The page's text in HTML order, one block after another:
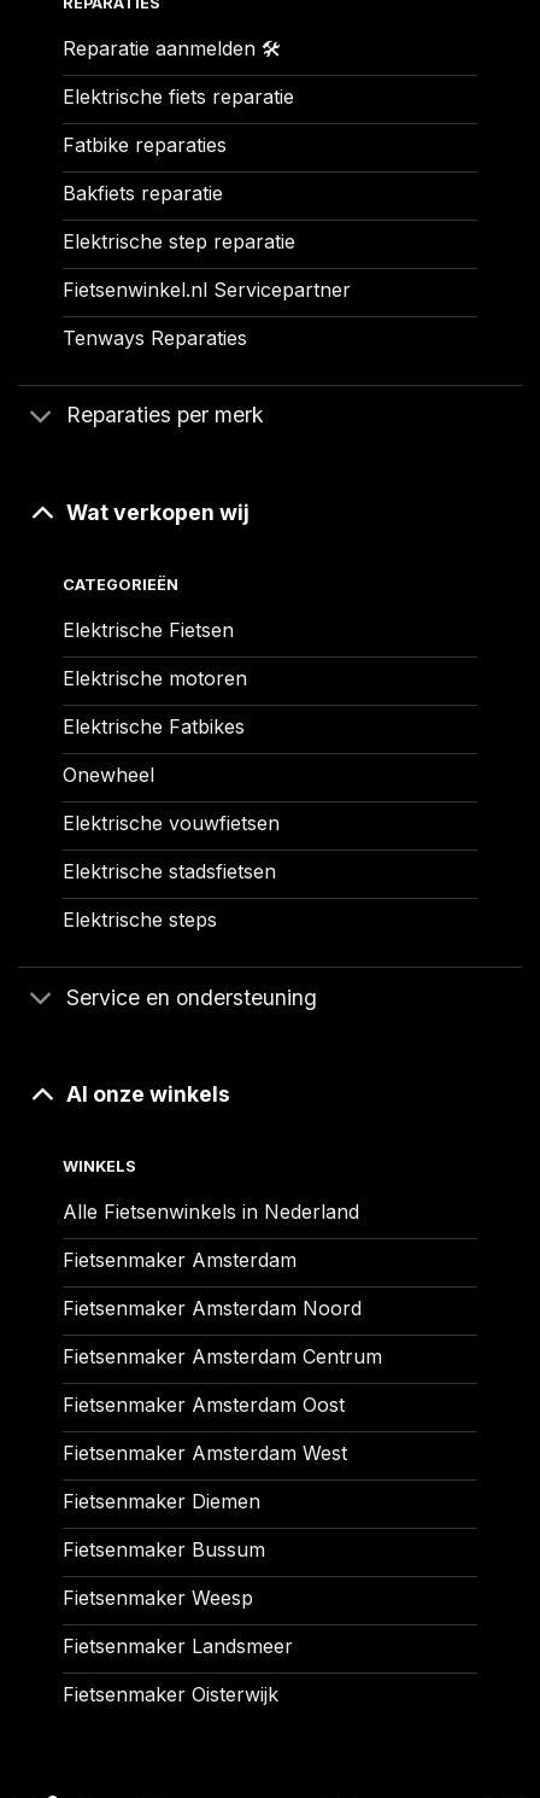
Reparatie aanmelden 🛠️
Elektrische fiets reparatie
Fatbike reparaties
Bakfiets reparatie
Elektrische step reparatie
Fietsenwinkel.nl Servicepartner
Tenways Reparaties
Reparaties per merk
Wat verkopen wij
CATEGORIEËN
Elektrische Fietsen
Elektrische motoren
Elektrische Fatbikes
Onewheel
Elektrische vouwfietsen
Elektrische stadsfietsen
Elektrische steps
Service en ondersteuning
Al onze winkels
WINKELS
Alle Fietsenwinkels in Nederland
Fietsenmaker Amsterdam
Fietsenmaker Amsterdam Noord
Fietsenmaker Amsterdam Centrum
Fietsenmaker Amsterdam Oost
Fietsenmaker Amsterdam West
Fietsenmaker Diemen
Fietsenmaker Bussum
Fietsenmaker Weesp
Fietsenmaker Landsmeer
Fietsenmaker Oisterwijk